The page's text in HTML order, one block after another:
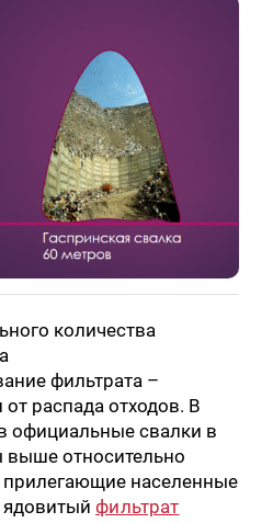
количества
фильтрата –
распада отходов. В
официальные свалки в
относительно
населенные
ядовитыйфильтрат